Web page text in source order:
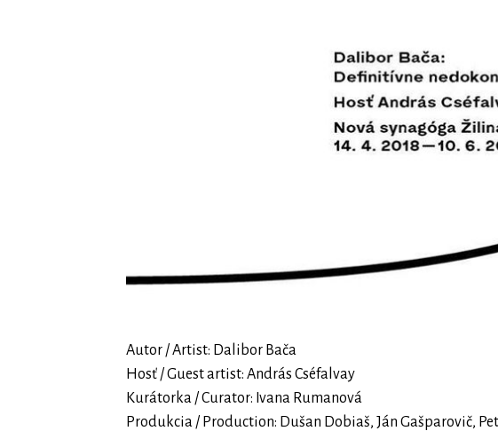
Autor / Artist: Dalibor Bača
Hosť / Guest artist: András Cséfalvay
Kurátorka / Curator: Ivana Rumanová
Produkcia / Production: Dušan Dobiaš, Ján Gašparovič,